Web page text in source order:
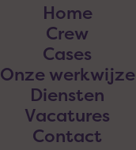
Home
Crew
Cases
Onze werkwijze
Diensten
Vacatures
Contact